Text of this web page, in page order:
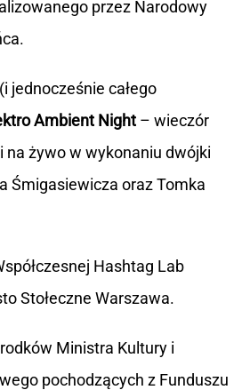
przez Narodowy
jednocześnie całego
Ambient Night – wieczór
żywo w wykonaniu dwójki
Śmigasiewicza oraz Tomka
Hashtag Lab
Stołeczne Warszawa.
Ministra Kultury i
pochodzących z Funduszu